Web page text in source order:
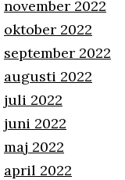
november 2022
oktober 2022
september 2022
augusti 2022
juli 2022
juni 2022
maj 2022
april 2022